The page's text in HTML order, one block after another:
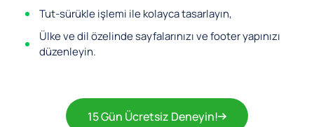
Tut-sürükle işlemi ile kolayca tasarlayın,
Ülke ve dil özelinde sayfalarınızı ve footer yapınızı
düzenleyin.
15 Gün Ücretsiz Deneyin!